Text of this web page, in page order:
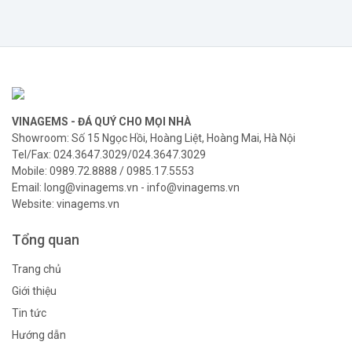
VINAGEMS - ĐÁ QUÝ CHO MỌI NHÀ
Showroom: Số 15 Ngọc Hồi, Hoàng Liệt, Hoàng Mai, Hà Nội
Tel/Fax: 024.3647.3029/024.3647.3029
Mobile: 0989.72.8888 / 0985.17.5553
Email: long@vinagems.vn - info@vinagems.vn
Website: vinagems.vn
Tổng quan
Trang chủ
Giới thiệu
Tin tức
Hướng dẫn